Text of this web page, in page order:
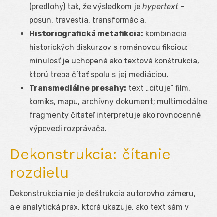
(predlohy) tak, že výsledkom je hypertext–
posun, travestia, transformácia.
Historiografická metafikcia: kombinácia
historických diskurzov s románovou fikciou;
minulosť je uchopená ako textová konštrukcia,
ktorú treba čítať spolu s jej mediáciou.
Transmediálne presahy: text „cituje“ film,
komiks, mapu, archívny dokument; multimodálne
fragmenty čitateľ interpretuje ako rovnocenné
výpovedi rozprávača.
Dekonstrukcia: čítanie
rozdielu
Dekonstrukcia nie je deštrukcia autorovho zámeru,
ale analytická prax, ktorá ukazuje, ako text sám v